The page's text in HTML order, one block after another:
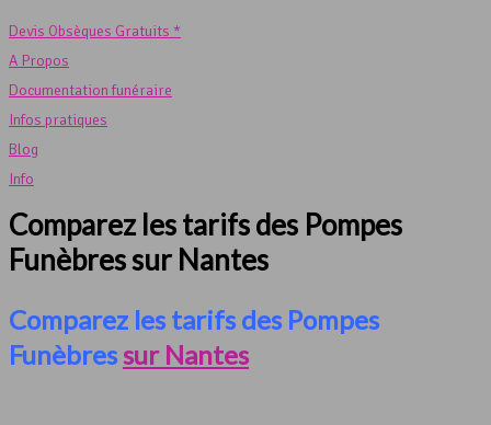
Devis Obsèques Gratuits *
A Propos
Documentation funéraire
Infos pratiques
Blog
Info
Comparez les tarifs des Pompes
Funèbres sur Nantes
Comparez les tarifs des Pompes
Funèbres sur Nantes